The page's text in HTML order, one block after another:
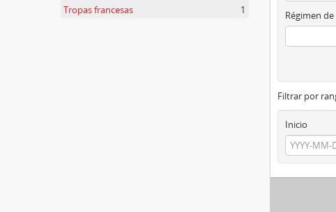
Tropas francesas
1 Régimen
Filtrar por
Inicio